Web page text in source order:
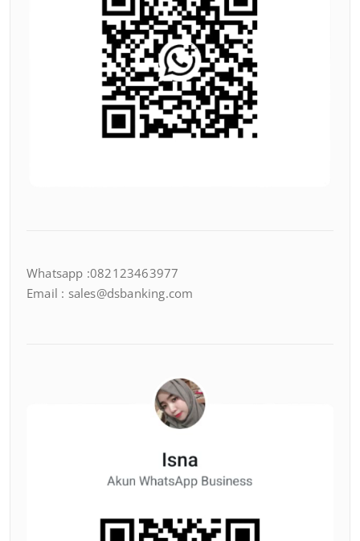
Whatsapp :082123463977
Email : sales@dsbanking.com